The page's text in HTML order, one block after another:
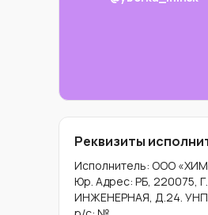
Реквизиты
Исполнитель: ООО
Юр. Адрес: РБ, 220075,
ИНЖЕНЕРНАЯ, Д.24.